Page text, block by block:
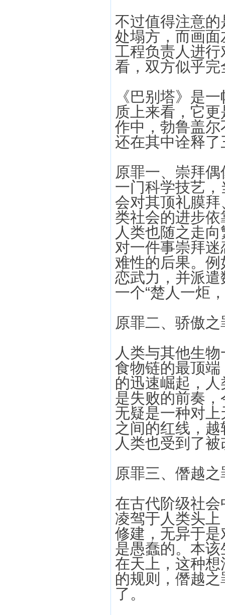
不过值得注意
处塌方，而画
工程负责人进
看，双方似乎
《巴别塔》是
质上来看，它
作中，勃鲁盖
还在其中诠释了
原罪一、崇拜
一门科学技艺
会对其顶礼膜
类社会的进步
人类也随之走
对一件事崇拜
难性的后果。
恋武力，并派
一个“楚人一炬
原罪二、骄傲之
人类与其他生
食物链的最顶
的迅速崛起，
是失败的前奏
无疑是一种对
之间的红线，
人类也受到了
原罪三、僭越之
在古代阶级社
凌驾于人类头
修建，无异于
是愚蠢的。本
在天上，这种
的规则，僭越
了。